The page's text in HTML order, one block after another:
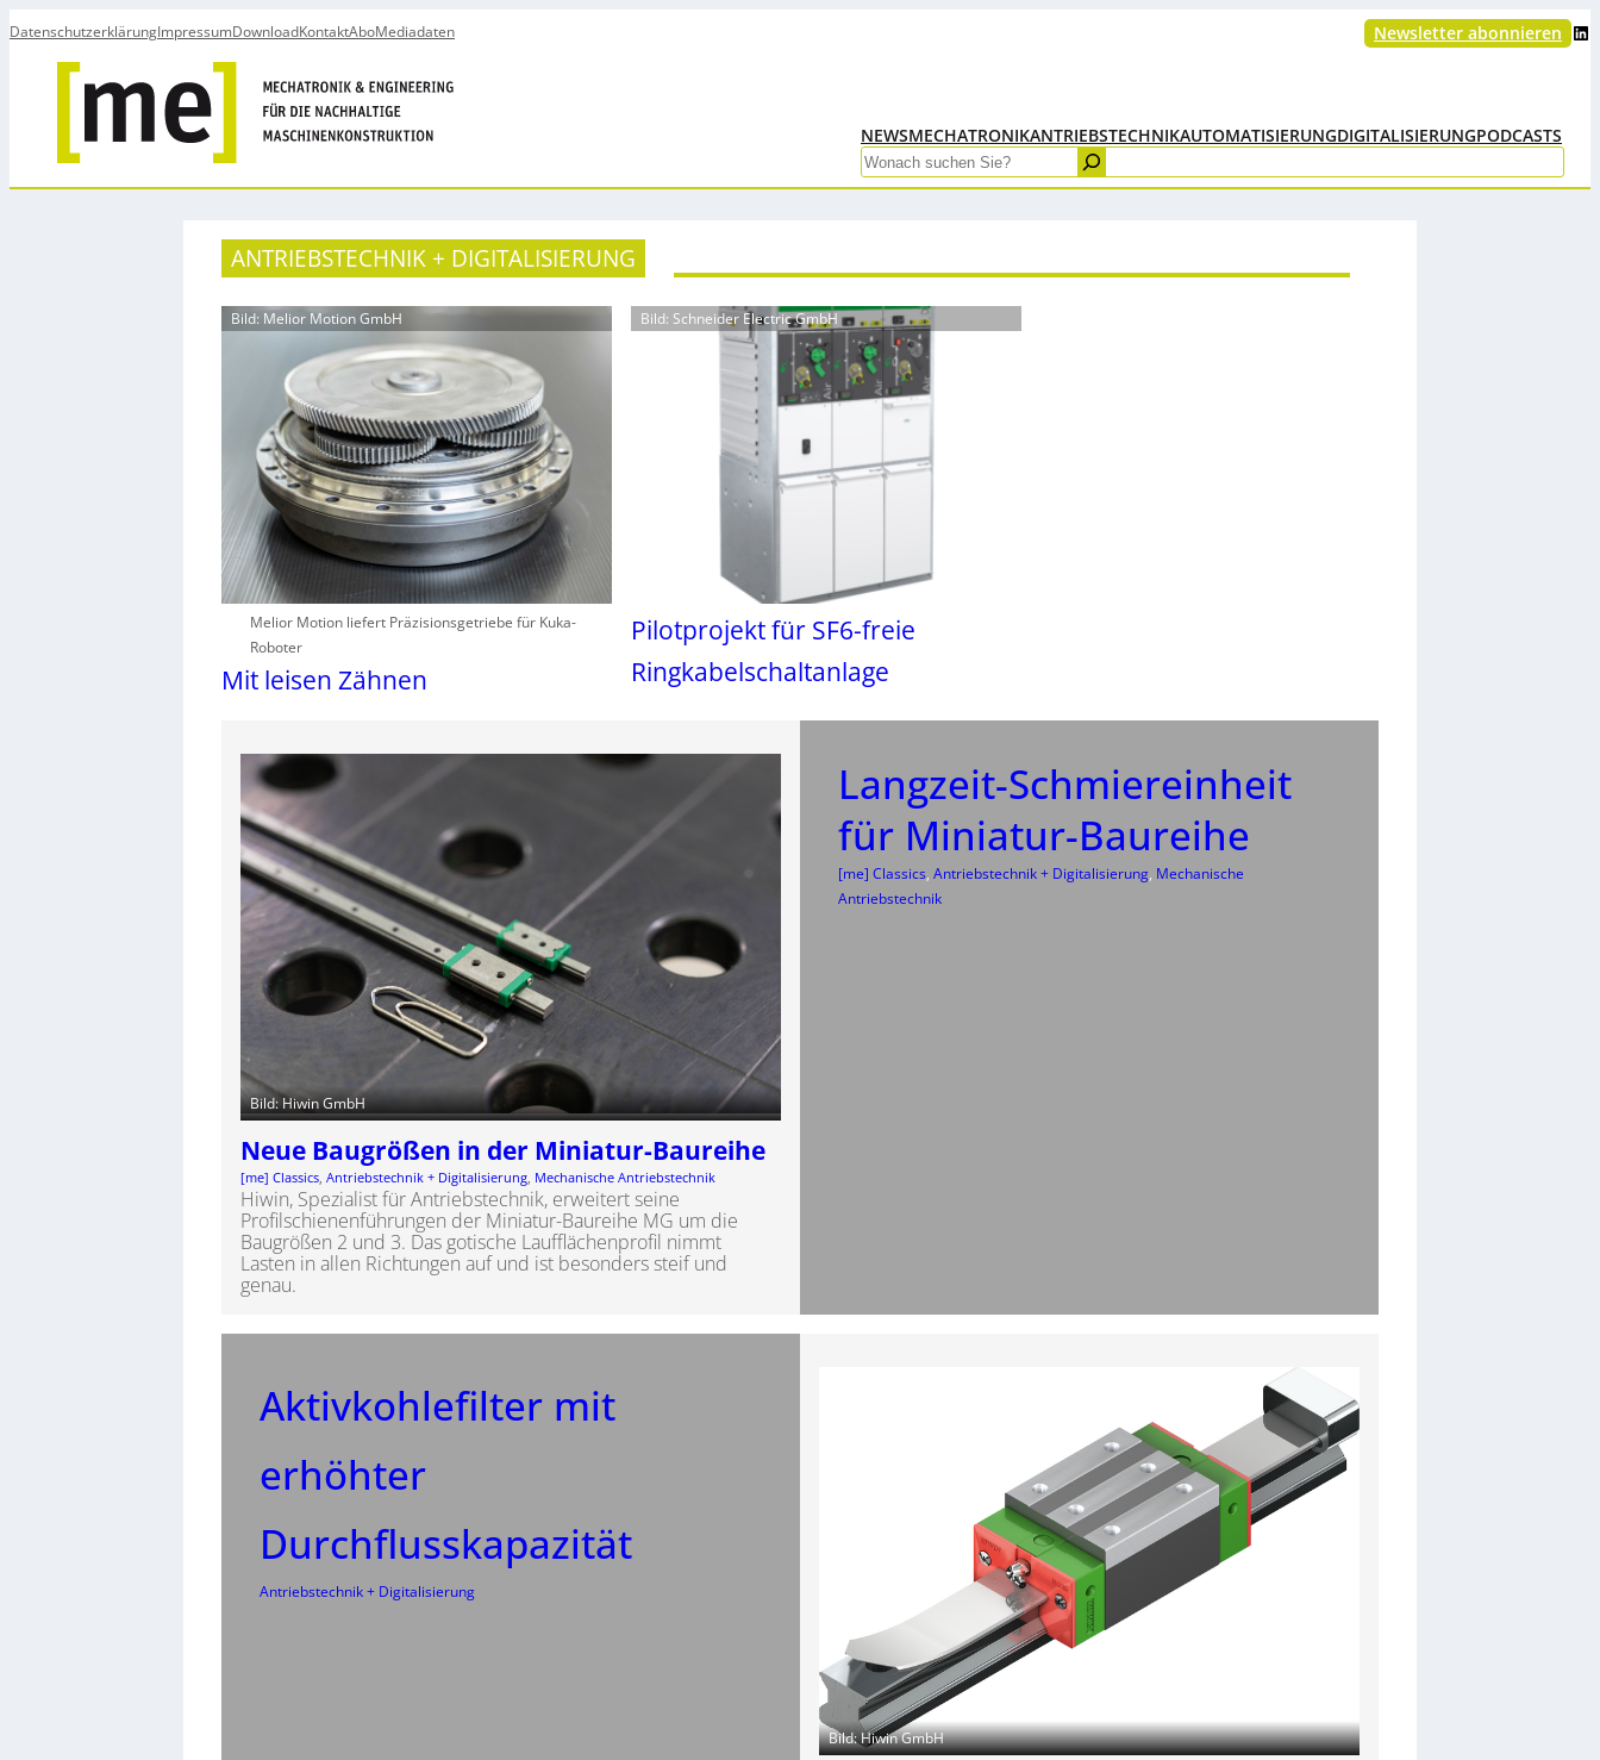
DatenschutzerklärungImpressumDownloadKontaktAboMediadaten Newsletter abonnieren LinkedIn
NEWSMECHATRONIKANTRIEBSTECHNIKAUTOMATISIERUNGDIGITALISIERUNGPODCASTS
Search
ANTRIEBSTECHNIK + DIGITALISIERUNG
Bild: Melior Motion GmbH
Melior Motion liefert Präzisionsgetriebe für Kuka-
Roboter
Mit leisen Zähnen
Bild: Schneider Electric GmbH
Pilotprojekt für SF6-freie
Ringkabelschaltanlage
Bild: Hiwin GmbH
Neue Baugrößen in der Miniatur-Baureihe
[me] Classics , Antriebstechnik + Digitalisierung Mechanische Antriebstechnik
Hiwin, Spezialist für Antriebstechnik, erweitert seine
Profilschienenführungen der Miniatur-Baureihe MG um die
Baugrößen 2 und 3. Das gotische Laufflächenprofil nimmt
Lasten in allen Richtungen auf und ist besonders steif und
genau.
Langzeit-Schmiereinheit
für Miniatur-Baureihe
[me] Classics, Antriebstechnik + Digitalisierung, Mechanische
Antriebstechnik
Aktivkohlefilter mit
erhöhter
Durchflusskapazität
Antriebstechnik + Digitalisierung
Bild: Hiwin GmbH